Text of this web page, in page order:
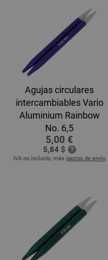
Agujas circulares
intercambiables Vario
Aluminium Rainbow
No. 6,5
5,00 €
5,84 $
IVA no incluido, más gastos de envío